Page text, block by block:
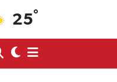
25°